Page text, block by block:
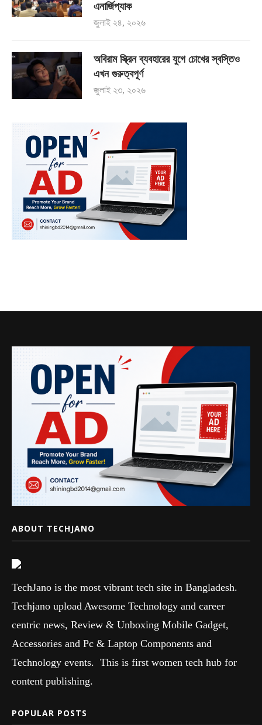
এনার্জিপ্যাক
জুলাই ২৪, ২০২৬
অবিরাম স্ক্রিন ব্যবহারের যুগে চোখের স্বস্তিও
এখন গুরুত্বপূর্ণ
জুলাই ২৩, ২০২৬
ABOUT TECHJANO
TechJano is the most vibrant tech site in Bangladesh.
Techjano upload Awesome Technology and career
centric news, Review & Unboxing Mobile Gadget,
Accessories and Pc & Laptop Components and
Technology events. This is first women tech hub for
content publishing.
POPULAR POSTS